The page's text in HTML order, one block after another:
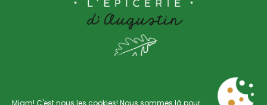
Miam! C'est nous les cookies! Nous sommes là pour